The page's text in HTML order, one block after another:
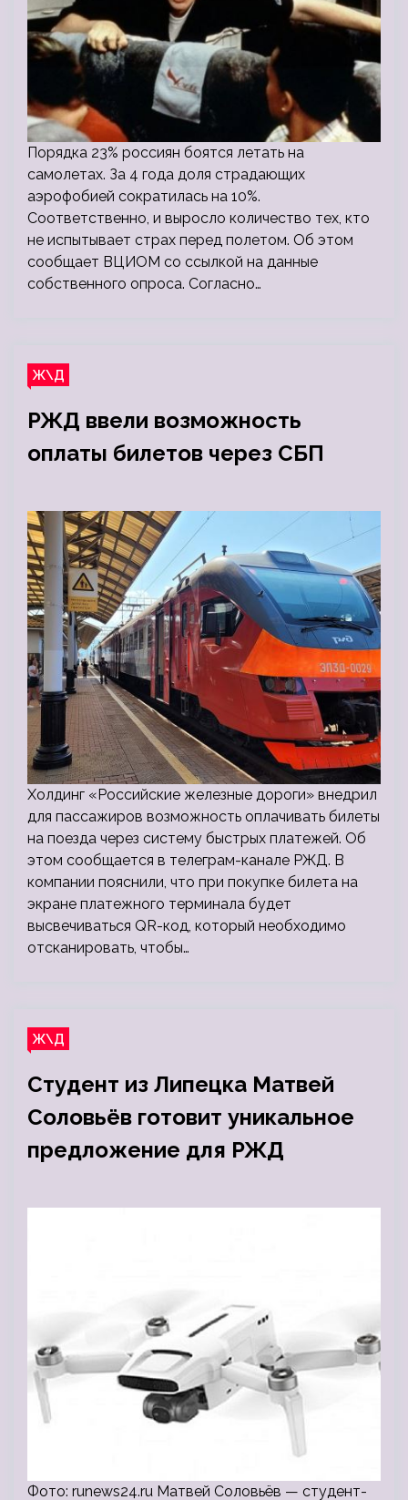
Порядка 23% россиян боятся летать на
самолетах. За 4 года доля страдающих
аэрофобией сократилась на 10%.
Соответственно, и выросло количество тех, кто
не испытывает страх перед полетом. Об этом
сообщает ВЦИОМ со ссылкой на данные
собственного опроса. Согласно…
Ж\Д
РЖД ввели возможность
оплаты билетов через СБП
Холдинг «Российские железные дороги» внедрил
для пассажиров возможность оплачивать билеты
на поезда через систему быстрых платежей. Об
этом сообщается в телеграм-канале РЖД. В
компании пояснили, что при покупке билета на
экране платежного терминала будет
высвечиваться QR-код, который необходимо
отсканировать, чтобы…
Ж\Д
Студент из Липецка Матвей
Соловьёв готовит уникальное
предложение для РЖД
Фото: runews24.ru Матвей Соловьёв — студент-